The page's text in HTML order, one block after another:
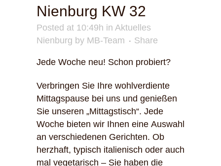
Nienburg KW 32
Posted at 10:49h in Aktuelles
Nienburg by MB-Team Share
Jede Woche neu! Schon probiert?
Verbringen Sie Ihre wohlverdiente
Mittagspause bei uns und genießen
Sie unseren „Mittagstisch“. Jede
Woche bieten wir Ihnen eine Auswahl
an verschiedenen Gerichten. Ob
herzhaft, typisch italienisch oder auch
mal vegetarisch – Sie haben die